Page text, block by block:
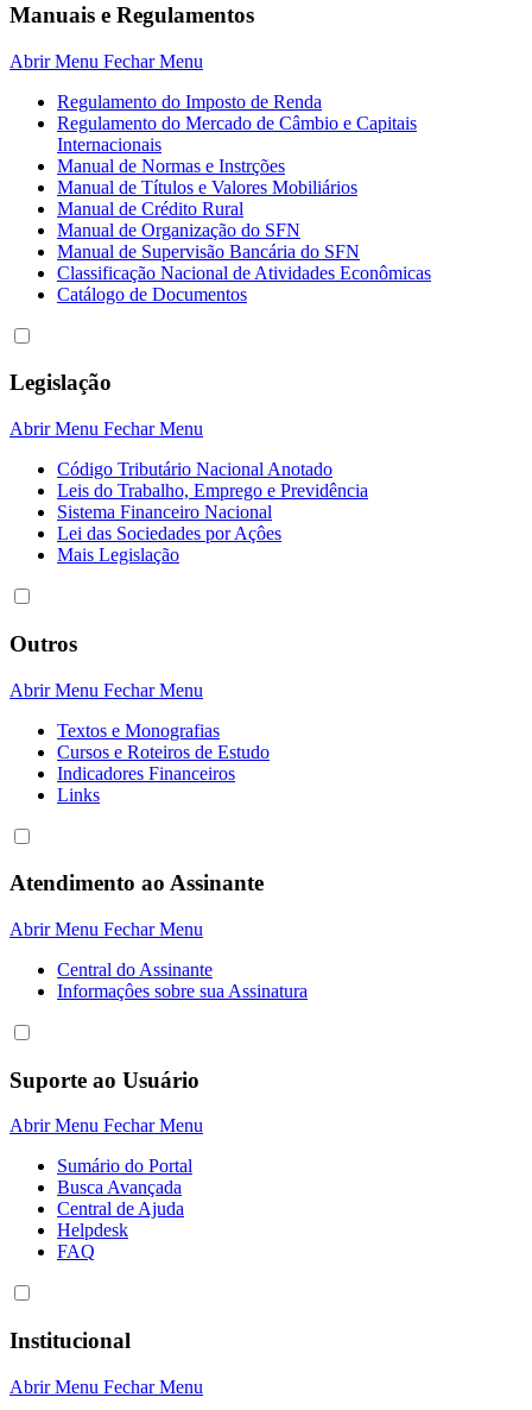
Manuais e Regulamentos
Abrir Menu Fechar Menu
Regulamento do Imposto de Renda
Regulamento do Mercado de Câmbio e Capitais
Internacionais
Manual de Normas e Instrções
Manual de Títulos e Valores Mobiliários
Manual de Crédito Rural
Manual de Organização do SFN
Manual de Supervisão Bancária do SFN
Classificação Nacional de Atividades Econômicas
Catálogo de Documentos
Legislação
Abrir Menu Fechar Menu
Código Tributário Nacional Anotado
Leis do Trabalho, Emprego e Previdência
Sistema Financeiro Nacional
Lei das Sociedades por Açôes
Mais Legislação
Outros
Abrir Menu Fechar Menu
Textos e Monografias
Cursos e Roteiros de Estudo
Indicadores Financeiros
Links
Atendimento ao Assinante
Abrir Menu Fechar Menu
Central do Assinante
Informaçôes sobre sua Assinatura
Suporte ao Usuário
Abrir Menu Fechar Menu
Sumário do Portal
Busca Avançada
Central de Ajuda
Helpdesk
FAQ
Institucional
Abrir Menu Fechar Menu